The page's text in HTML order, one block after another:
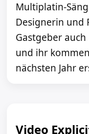
Multiplatin-
Designerin und
Gastgeber
und ihr
nächsten Jahr
Video